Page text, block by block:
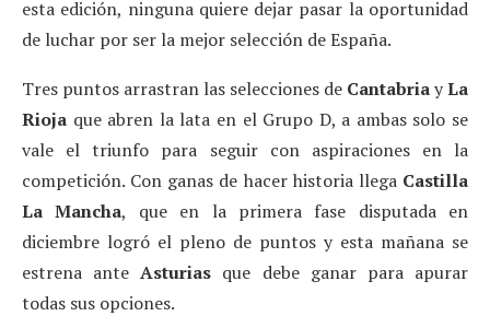
esta edición, ninguna quiere dejar pasar la oportunidad
de luchar por ser la mejor selección de España.
Tres puntos arrastran las selecciones de CantabriayLa
Rioja que abren la lata en el Grupo D, a ambas solo se
vale el triunfo para seguir con aspiraciones en la
competición. Con ganas de hacer historia llega Castilla
La Mancha, que en la primera fase disputada en
diciembre logró el pleno de puntos y esta mañana se
estrena anteAsturias que debe ganar para apurar
todas sus opciones.